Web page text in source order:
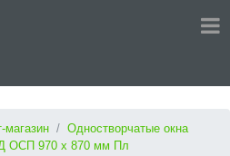
магазин
Одностворчатые окна
ОСП 970 х 870 мм Пл